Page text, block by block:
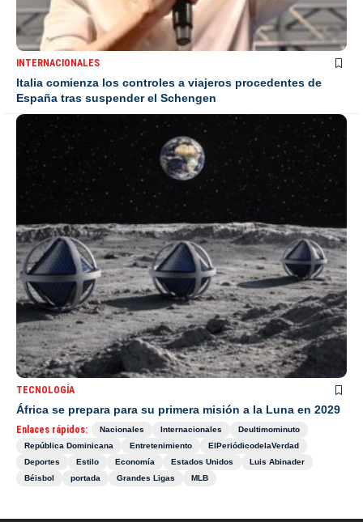
INTERNACIONALES
Italia comienza los controles a viajeros procedentes de
España tras suspender el Schengen
TECNOLOGÍA
África se prepara para su primera misión a la Luna en 2029
Enlaces rápidos: Nacionales Internacionales
Deultimominuto
República Dominicana
Entretenimiento
ElPeriódicodelaVerdad
Deportes
Estilo Economía Estados Unidos
Luis Abinader
Béisbol
portada Grandes Ligas MLB